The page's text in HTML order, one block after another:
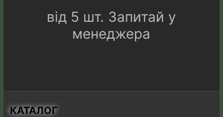
від 5 шт. Запитай у
менеджера
КАТАЛОГ